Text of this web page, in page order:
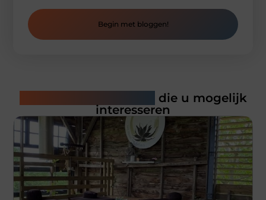
Begin met bloggen!
die u mogelijk
interesseren